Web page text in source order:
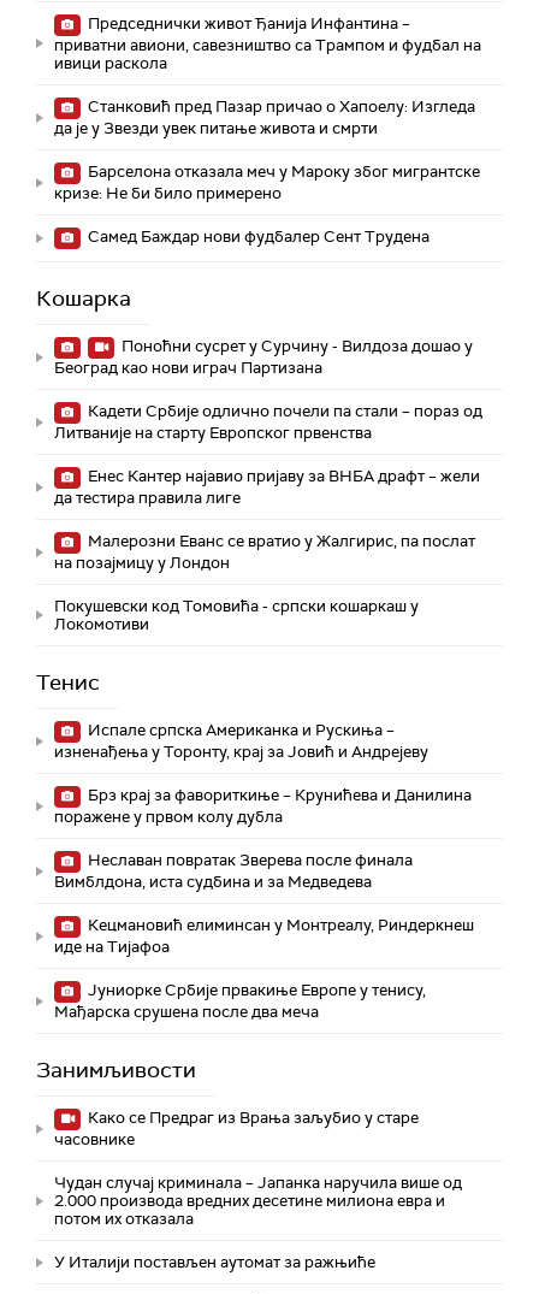
Председнички живот Ђанија Инфантина –
приватни авиони, савезништво са Трампом и фудбал на
ивици раскола
Станковић пред Пазар причао о Хапоелу: Изгледа
да је у Звезди увек питање живота и смрти
Барселона отказала меч у Мароку због мигрантске
кризе: Не би било примерено
Самед Баждар нови фудбалер Сент Трудена
Кошарка
Поноћни сусрет у Сурчину - Вилдоза дошао у
Београд као нови играч Партизана
Кадети Србије одлично почели па стали – пораз од
Литваније на старту Европског првенства
Енес Кантер најавио пријаву за ВНБА драфт – жели
да тестира правила лиге
Малерозни Еванс се вратио у Жалгирис, па послат
на позајмицу у Лондон
Покушевски код Томовића - српски кошаркаш у
Локомотиви
Тенис
Испале српска Американка и Рускиња –
изненађења у Торонту, крај за Јовић и Андрејеву
Брз крај за фавориткиње – Крунићева и Данилина
поражене у првом колу дубла
Неславан повратак Зверева после финала
Вимблдона, иста судбина и за Медведева
Кецмановић елиминсан у Монтреалу, Риндеркнеш
иде на Тијафоа
Јуниорке Србије првакиње Европе у тенису,
Мађарска срушена после два меча
Занимљивости
Како се Предраг из Врања заљубио у старе
часовнике
Чудан случај криминала – Јапанка наручила више од
2.000 производа вредних десетине милиона евра и
потом их отказала
У Италији постављен аутомат за ражњиће